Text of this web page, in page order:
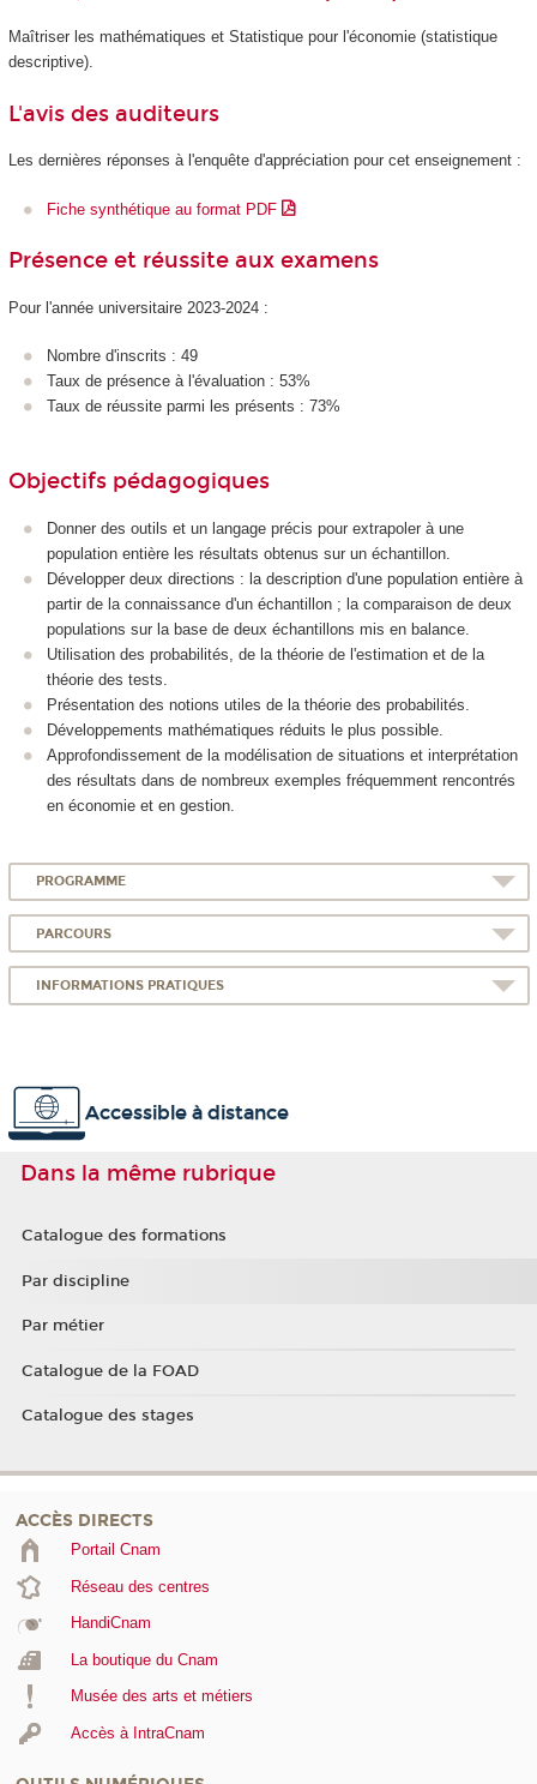
Maîtriser les mathématiques et Statistique pour l'économie (statistique
descriptive).
L'avis des auditeurs
Les dernières réponses à l'enquête d'appréciation pour cet enseignement :
Fiche synthétique au format PDF
Présence et réussite aux examens
Pour l'année universitaire 2023-2024 :
Nombre d'inscrits : 49
Taux de présence à l'évaluation : 53%
Taux de réussite parmi les présents : 73%
Objectifs pédagogiques
Donner des outils et un langage précis pour extrapoler à une
population entière les résultats obtenus sur un échantillon.
Développer deux directions : la description d'une population entière à
partir de la connaissance d'un échantillon ; la comparaison de deux
populations sur la base de deux échantillons mis en balance.
Utilisation des probabilités, de la théorie de l'estimation et de la
théorie des tests.
Présentation des notions utiles de la théorie des probabilités.
Développements mathématiques réduits le plus possible.
Approfondissement de la modélisation de situations et interprétation
des résultats dans de nombreux exemples fréquemment rencontrés
en économie et en gestion.
PROGRAMME
PARCOURS
INFORMATIONS PRATIQUES
Accessible à distance
Dans la même rubrique
Catalogue des formations
Par discipline
Par métier
Catalogue de la FOAD
Catalogue des stages
ACCÈS DIRECTS
Portail Cnam
Réseau des centres
HandiCnam
La boutique du Cnam
Musée des arts et métiers
Accès à IntraCnam